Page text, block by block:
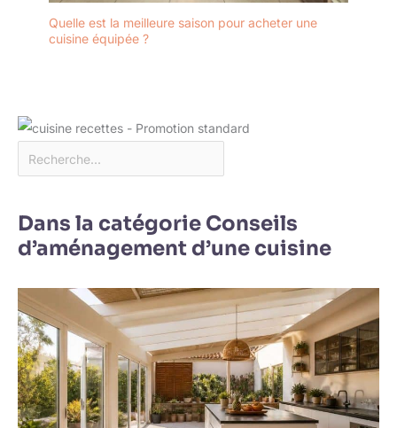
Quelle est la meilleure saison pour acheter une
cuisine équipée ?
Dans la catégorie Conseils
d’aménagement d’une cuisine